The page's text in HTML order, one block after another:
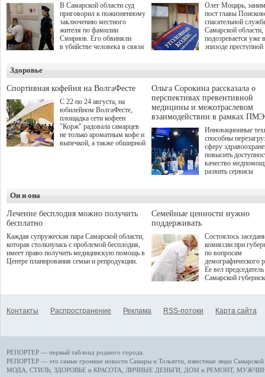
В Самарской области суд
приговорил к пожизненному
заключению местного
жителя по фамилии
Смирнов. Его обвиняли
в убийстве человека в связи
Олег Моцарь,
пост главы
спасательной
Самарской области,
подозревается уже
эпизоде преступной
а сам он
Здоровье
Спортивная кофейня на ВолгаФесте
С 22 по 24 августа, на
юбилейном ВолгаФесте,
площадка сети кофеен
"Корж" радовала самарцев
не только ароматным кофе и
выпечкой, а также обширной
Ольга Сорокина рассказала о
перспективах превентивной
медицины и межотраслевом
взаимодействии в рамках
Инновационные
способны
сферу
повысить
качество
развить сервисы
определенными
К ним можно
возникающие при
данными
более динамичного
проникновения
сегмент
отраслевое
рассказала Ольга
ходе сессии
качества жизни" в
ПМЭФ 2025. В
Он и она
Лечение бесплодия можно получить
бесплатно
Каждая супружеская пара Самарской области,
которая столкнулась с проблемой бесплодия,
имеет право получить медицинскую помощь в
Центре планирования семьи и репродукции.
Семейные ценности нужно
поддерживать
Состоялось
комиссии при
по вопросам
демографического
Ее вел председатель
Самарской
Контакты Распространение Реклама RSS-потоки Карта сайта
РЕПОРТЕР — первый таблоид родного города.
РЕПОРТЕР — это самые громкие новости Самары и Тольятти, известные люди
МОДА, СТИЛЬ ЗДОРОВЬЕ и КРАСОТА ЛИЧНЫЕ ДЕНЬГИ ДОМ и РЕМОНТ,